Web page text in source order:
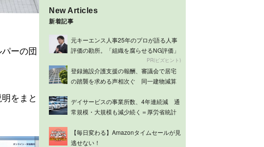
ーの団
をまと
New Articles
新着記事
元キーエンス人事25年のプロが語る人事
評価の勘所。「組織を腐らせるNG評価」
PR(ビズヒント)
登録施設介護支援の報酬、審議会で居宅
の踏襲を求める声相次ぐ 同一建物減算
デイサービスの事業所数、4年連続減 通
常規模・大規模も減少続く＝厚労省統計
【毎日変わる】Amazonタイムセールが見
逃せない！